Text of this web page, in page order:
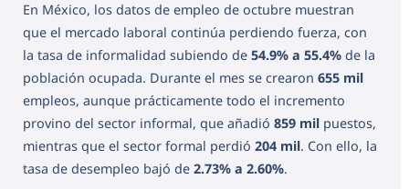
En México, los datos de empleo de octubre muestran
que el mercado laboral continúa perdiendo fuerza, con
la tasa de informalidad subiendo de 54.9% a 55.4% de la
población ocupada. Durante el mes se crearon 655 mil
empleos, aunque prácticamente todo el incremento
provino del sector informal, que añadió 859 mil puestos,
mientras que el sector formal perdió 204 mil. Con ello, la
tasa de desempleo bajó de 2.73% a 2.60%.